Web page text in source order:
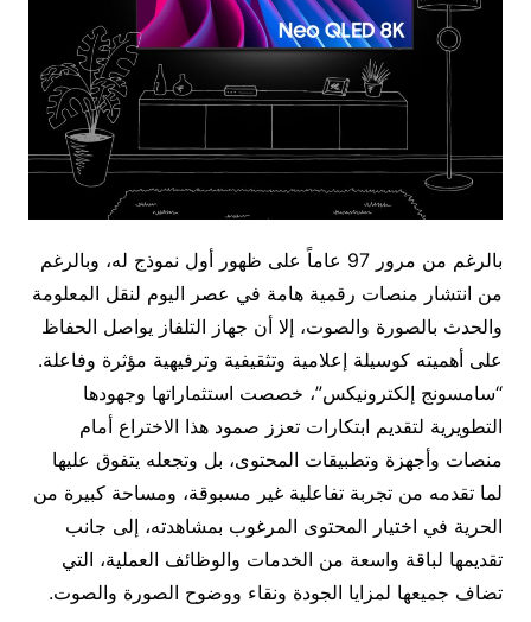
بالرغم من مرور 97 عاماً على ظهور أول نموذج له، وبالرغم
من انتشار منصات رقمية هامة في عصر اليوم لنقل المعلومة
والحدث بالصورة والصوت، إلا أن جهاز التلفاز يواصل الحفاظ
على أهميته كوسيلة إعلامية وتثقيفية وترفيهية مؤثرة وفاعلة.
“سامسونج إلكترونيكس”، خصصت استثماراتها وجهودها
التطويرية لتقديم ابتكارات تعزز صمود هذا الاختراع أمام
منصات وأجهزة وتطبيقات المحتوى، بل وتجعله يتفوق عليها
لما تقدمه من تجربة تفاعلية غير مسبوقة، ومساحة كبيرة من
الحرية في اختيار المحتوى المرغوب بمشاهدته، إلى جانب
تقديمها لباقة واسعة من الخدمات والوظائف العملية، التي
تضاف جميعها لمزايا الجودة ونقاء ووضوح الصورة والصوت.